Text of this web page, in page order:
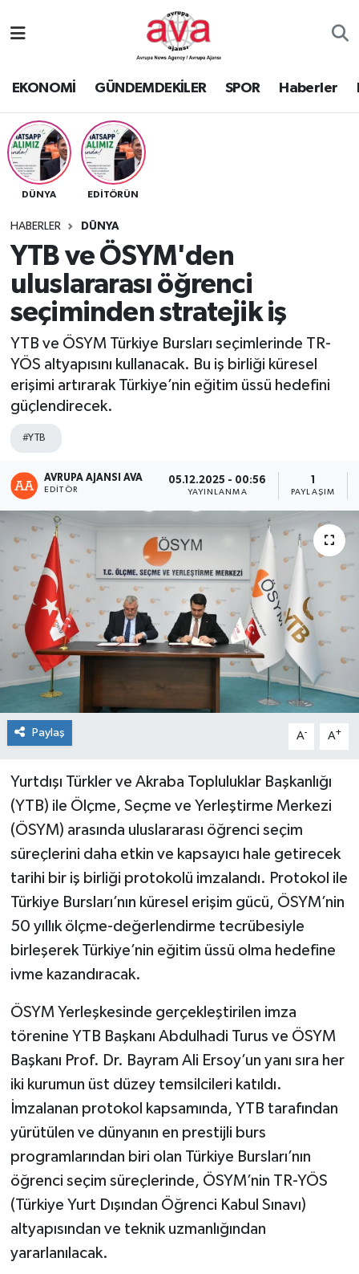
EKONOMİ GÜNDEMDEKİLER SPOR Haberler
DÜNYA EDİTÖRÜN
HABERLER DÜNYA
YTB ve ÖSYM'den
uluslararası öğrenci
seçiminden stratejik iş
YTB ve ÖSYM Türkiye Bursları seçimlerinde TR-
YÖS altyapısını kullanacak. Bu iş birliği küresel
erişimi artırarak Türkiye’nin eğitim üssü hedefini
güçlendirecek.
#YTB
AVRUPA AJANSI AVA
EDITÖR
05.12.2025 - 00:56
YAYINLANMA
1
PAYLAŞIM
Paylaş A- A+
Yurtdışı Türkler ve Akraba Topluluklar Başkanlığı
(YTB) ile Ölçme, Seçme ve Yerleştirme Merkezi
(ÖSYM) arasında uluslararası öğrenci seçim
süreçlerini daha etkin ve kapsayıcı hale getirecek
tarihi bir iş birliği protokolü imzalandı. Protokol ile
Türkiye Bursları’nın küresel erişim gücü, ÖSYM’nin
50 yıllık ölçme-değerlendirme tecrübesiyle
birleşerek Türkiye’nin eğitim üssü olma hedefine
ivme kazandıracak.
ÖSYM Yerleşkesinde gerçekleştirilen imza
törenine YTB Başkanı Abdulhadi Turus ve ÖSYM
Başkanı Prof. Dr. Bayram Ali Ersoy’un yanı sıra her
iki kurumun üst düzey temsilcileri katıldı.
İmzalanan protokol kapsamında, YTB tarafından
yürütülen ve dünyanın en prestijli burs
programlarından biri olan Türkiye Bursları’nın
öğrenci seçim süreçlerinde, ÖSYM’nin TR-YÖS
(Türkiye Yurt Dışından Öğrenci Kabul Sınavı)
altyapısından ve teknik uzmanlığından
yararlanılacak.
Nöbetçi Eczaneler
Namaz Vakitleri
Trafik Durumu
Süper Lig Puan Durumu ve Fikstür
Tüm Manşetler
Son Dakika Haberleri
Haber Arşivi